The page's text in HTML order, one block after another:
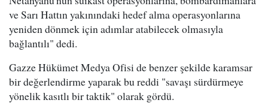
ve Sarı Hattın yakınındaki hedef alma operasyonlarına
yeniden dönmek için adımlar atabilecek olmasıyla
bağlantılı" dedi.
Gazze Hükümet Medya Ofisi de benzer şekilde karamsar
bir değerlendirme yaparak bu reddi "savaşı sürdürmeye
yönelik kasıtlı bir taktik" olarak gördü.